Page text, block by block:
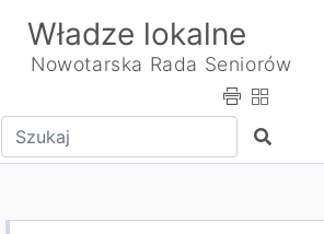
Władze lokalne
Nowotarska Rada Seniorów
Wpisz tekst do wyszukania Szukaj